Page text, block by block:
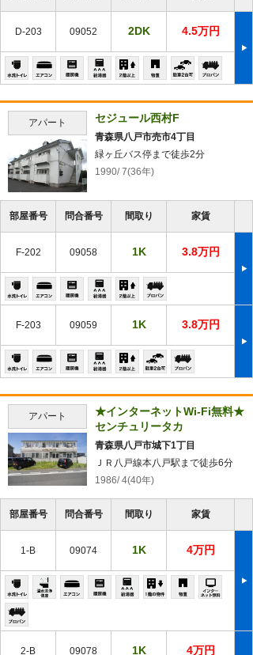
D-203 09052 2DK 4.5万円
アパート セジュール西村F
青森県八戸市売市4丁目
緑ヶ丘バス停まで徒歩2分
1990/ 7(36年)
部屋番号 問合番号 間取り 家賃
F-202 09058 1K 3.8万円
F-203 09059 1K 3.8万円
アパート
★インターネットWi-Fi無料★
センチュリータカ
青森県八戸市城下1丁目
ＪＲ八戸線本八戸駅まで徒歩6分
1986/ 4(40年)
部屋番号 問合番号 間取り 家賃
1-B 09074 1K 4万円
2-B 09078 1K 4万円